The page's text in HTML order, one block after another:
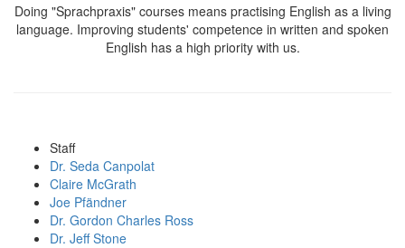
Doing "Sprachpraxis" courses means practising English as a living
language. Improving students' competence in written and spoken
English has a high priority with us.
Staff
Dr. Seda Canpolat
Claire McGrath
Joe Pfändner
Dr. Gordon Charles Ross
Dr. Jeff Stone